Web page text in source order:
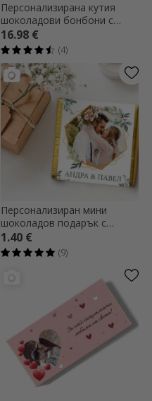
Персонализирана кутия
шоколадови бонбони с
снимка и текст
16.98 €
(4)
Персонализиран мини
шоколадов подарък с
фотография и текст -
Елегантност
1.40 €
(9)